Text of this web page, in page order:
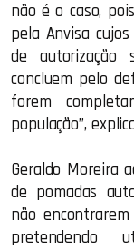
não é o caso,
pela Anvisa
de autorização
concluem pelo
forem
população”,
Geraldo Moreira
de pomadas
não
pretendendo